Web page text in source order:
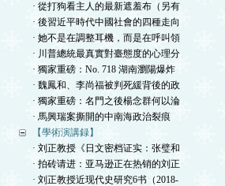
· 從打狗看主人的最新遮羞布（另有
· 後習近平時代中國社會的四種走向
· 她不是在調整耳機，而是在呼叫領
· 川普總統最真實對臺態度的心理分
· 獨家重磅：No. 718 湖南瀏陽爆炸
· 魏鳳和、李尚福被判死緩背後的政
· 獨家重磅：名門之後楊念群何以淪
· 馬興瑞案撕開的中南海政治裂痕
【學術演講録】
· 刘正教授《日文密档证实：张璧和
· 拍砖请进：亚马逊正在热销的刘正
· 刘正教授近现代史研究6书（2018-